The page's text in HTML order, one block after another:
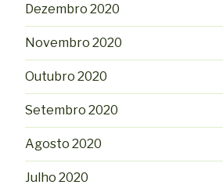
Dezembro 2020
Novembro 2020
Outubro 2020
Setembro 2020
Agosto 2020
Julho 2020